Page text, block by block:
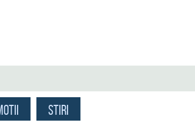
STIRI